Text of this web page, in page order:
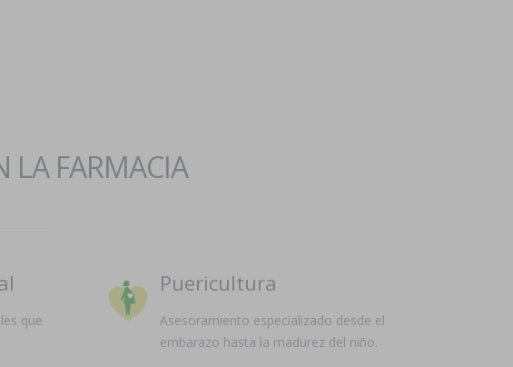
LA FARMACIA
que
Puericultura
Asesoramiento especializado desde el
embarazo hasta la madurez del niño.